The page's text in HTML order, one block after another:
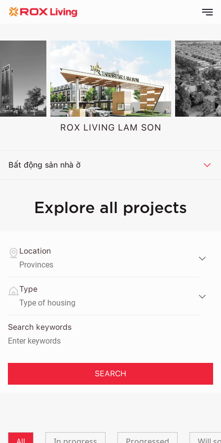
ROX LIVING LAM SON
Bất động sản nhà ở
Explore all projects
Location
Type
Search keywords
SEARCH